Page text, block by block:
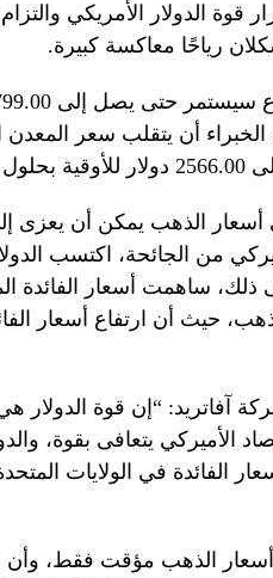
الدولار الأمريكي
رياحًا معاكسة كبيرة.
الأول من عام 2026، يتوقع الخبراء أن يتقلب
الذهب يمكن أن يعزى
من الجائحة، اكتسب
ذلك، ساهمت أسعار الفائدة
حيث أن ارتفاع أسعار
آفاتريد: “إن قوة الدولار
الأميركي يتعافى بقوة،
الفائدة في الولايات
الذهب مؤقت فقط، وأن